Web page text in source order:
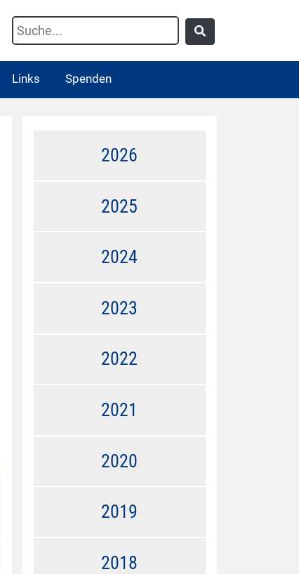
Links Spenden
2026
2025
2024
2023
2022
2021
2020
2019
2018